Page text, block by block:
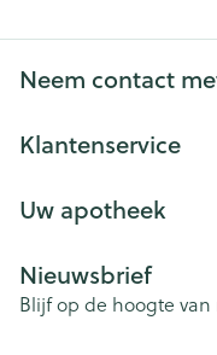
Snelle of
(orthostatische
Oprisping van
esofageale reflux),
Neem contact
Klantenservice
Uw apotheek
Nieuwsbrief
Blijf op de hoogte